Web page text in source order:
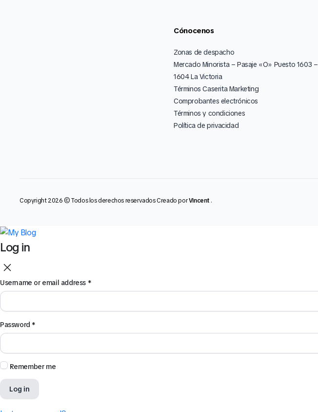
Cónocenos
Zonas de despacho
Mercado Minorista – Pasaje «O» Puesto 1603 –
1604 La Victoria
Términos Caserita Marketing
Comprobantes electrónicos
Términos y condiciones
Política de privacidad
Copyright 2026 © Todos los derechos reservados Creado porVincent .
Log in
Username or email address *
Password *
Remember me
Log in